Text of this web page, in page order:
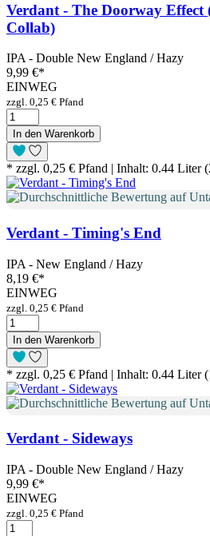
Verdant - The Doorway
Collab)
IPA - Double New England / Hazy
9,99 €*
EINWEG
zzgl. 0,25 € Pfand
In den Warenkorb
* zzgl. 0,25 € Pfand | Inhalt: 0.44 Liter
Verdant - Timing's End
IPA - New England / Hazy
8,19 €*
EINWEG
zzgl. 0,25 € Pfand
In den Warenkorb
* zzgl. 0,25 € Pfand | Inhalt: 0.44 Liter
Verdant - Sideways
IPA - Double New England / Hazy
9,99 €*
EINWEG
zzgl. 0,25 € Pfand